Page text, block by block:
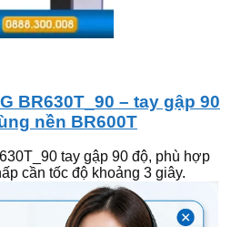
BR630T_90 – tay gập 90
nền BR600T
tay gập 90 độ, phù hợp
cần tốc độ khoảng 3 giây.